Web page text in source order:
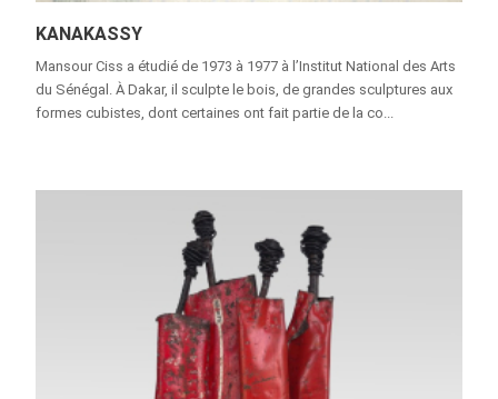
KANAKASSY
Mansour Ciss a étudié de 1973 à 1977 à l’Institut National des Arts
du Sénégal. À Dakar, il sculpte le bois, de grandes sculptures aux
formes cubistes, dont certaines ont fait partie de la co...